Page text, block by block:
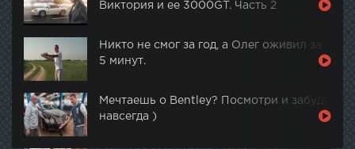
Виктория и ее 3000GT. Часть 2
Никто не смог за год, а Олег оживил за
5 минут.
Мечтаешь о Bentley? Посмотри и забудь
навсегда )